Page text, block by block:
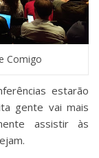
Comigo
estarão
gente vai mais
assistir às